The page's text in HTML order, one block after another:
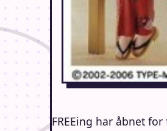
FREEing har åbnet